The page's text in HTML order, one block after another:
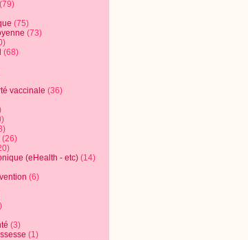
(79)
(75)
(73)
(68)
vaccinale (36)
(26)
(eHealth - etc) (14)
(6)
(3)
(1)